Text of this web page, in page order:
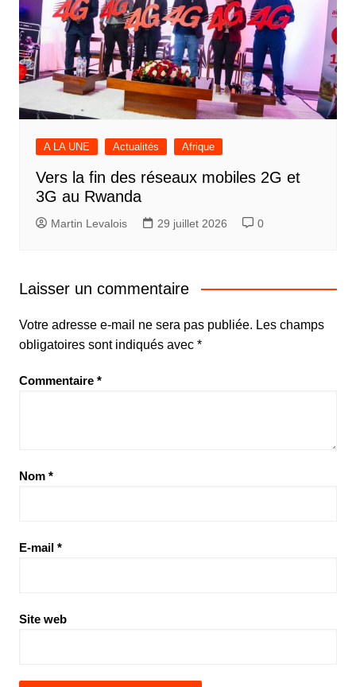
A LA UNE Actualités Afrique
Vers la fin des réseaux mobiles 2G et
3G au Rwanda
Martin Levalois 29 juillet 2026 0
Laisser un commentaire
Votre adresse e-mail ne sera pas publiée. Les champs
obligatoires sont indiqués avec *
Commentaire *
Nom *
E-mail *
Site web